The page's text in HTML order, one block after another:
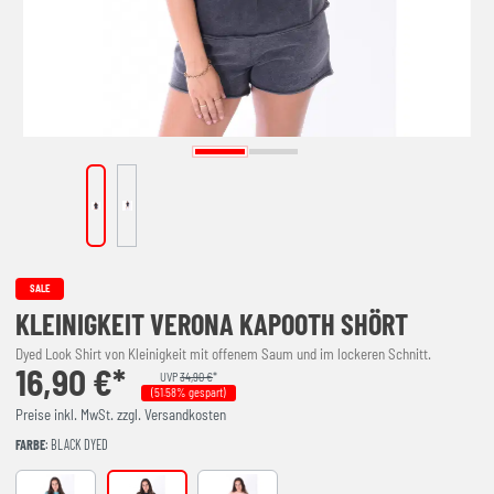
SALE
KLEINIGKEIT VERONA KAPOOTH SHÖRT
Dyed Look Shirt von Kleinigkeit mit offenem Saum und im lockeren Schnitt.
16,90 €* UVP34,90 €*
(51.58% gespart)
Preise inkl. MwSt. zzgl. Versandkosten
FARBE: BLACK DYED